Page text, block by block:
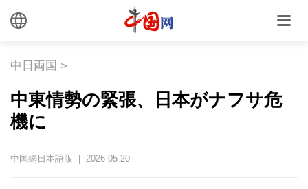
中日両国 >
中東情勢の緊張、日本がナフサ危
機に
中国網日本語版 | 2026-05-20